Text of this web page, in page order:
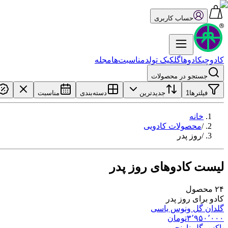
حساب کاربری
کادوچیکادو‌هاگلکیک تولدمناسبت‌هامجله
جستجو در محصولات
فیلترها1 جدیدترین دسته‌بندی مناسبت
خانه
/محصولات کادویی
/روز پدر
لیست کادوهای روز پدر
۲۴ محصول
کادو برای روز پدر
گلدان گل ونوس یاسی
۳٬۹۵۰٬۰۰۰تومان